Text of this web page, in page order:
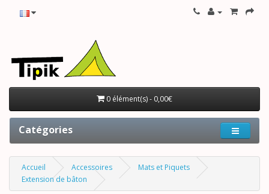
0 élément(s) - 0,00€
Catégories
Accueil Accessoires
Mats et Piquets
Extension de bâton